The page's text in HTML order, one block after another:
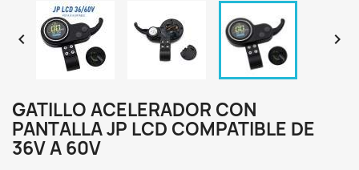
 
GATILLO ACELERADOR CON
PANTALLA JP LCD COMPATIBLE DE
36V A 60V